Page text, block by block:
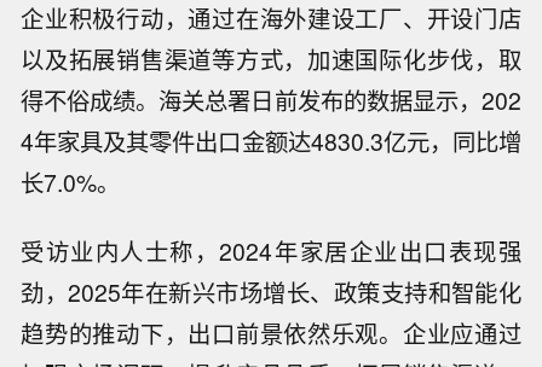
企业积极行动，通过在海外建设工厂、开设门店
以及拓展销售渠道等方式，加速国际化步伐，取
得不俗成绩。海关总署日前发布的数据显示，202
4年家具及其零件出口金额达4830.3亿元，同比增
长7.0%。
受访业内人士称，2024年家居企业出口表现强
劲，2025年在新兴市场增长、政策支持和智能化
趋势的推动下，出口前景依然乐观。企业应通过